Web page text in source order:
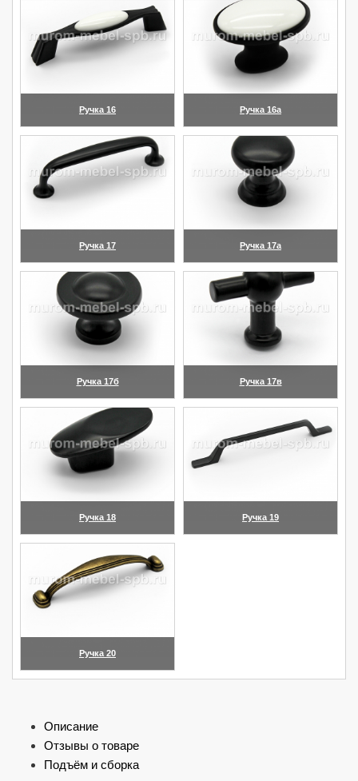
Ручка 16 Ручка 16а
Ручка 17 Ручка 17а
Ручка 17б Ручка 17в
Ручка 18 Ручка 19
Ручка 20
Описание
Отзывы о товаре
Подъём и сборка